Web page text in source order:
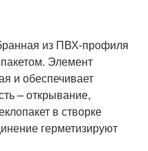
из ПВХ-профиля
Элемент
и обеспечивает
– открывание,
в створке
герметизируют